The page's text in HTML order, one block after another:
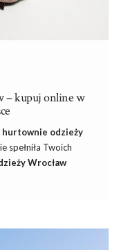
– kupuj online w
hurtownie odzieży
spełniła Twoich
Wrocław